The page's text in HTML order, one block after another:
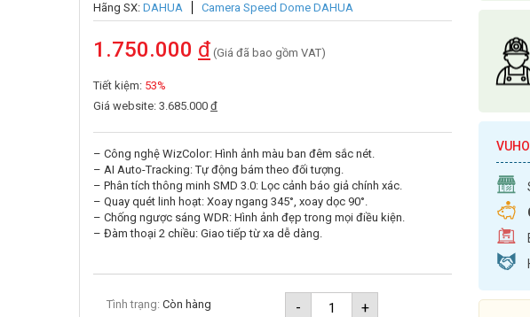
Hãng SX: DAHUA Camera Speed Dome DAHUA
1.750.000 đ (Giá đã bao gồm VAT)
Tiết kiệm: 53%
Giá website: 3.685.000 đ
– Công nghệ WizColor: Hình ảnh màu ban đêm sắc nét.
– AI Auto-Tracking: Tự động bám theo đối tượng.
– Phân tích thông minh SMD 3.0: Lọc cảnh báo giả chính xác.
– Quay quét linh hoạt: Xoay ngang 345°, xoay dọc 90°.
– Chống ngược sáng WDR: Hình ảnh đẹp trong mọi điều kiện.
– Đàm thoại 2 chiều: Giao tiếp từ xa dễ dàng.
-
Camera
IP
+
Tình trạng: Còn hàng